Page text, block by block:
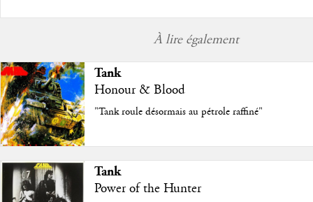
À lire également
Tank
Honour & Blood
"Tank roule désormais au pétrole raffiné"
Tank
Power of the Hunter